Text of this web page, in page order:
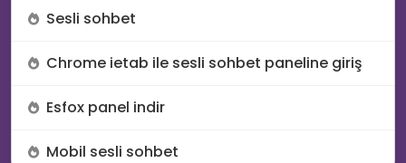
👨‍💻
Sesli sohbet
Chrome ietab ile sesli sohbet paneline giriş
Esfox panel indir
Mobil sesli sohbet